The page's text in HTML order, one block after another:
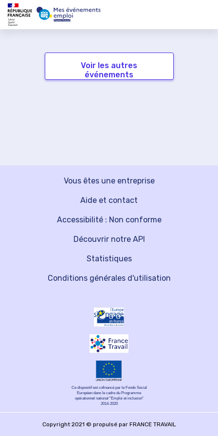
Voir les autres
événements
Vous êtes une entreprise
Découvrir notre API
Aide et contact
Statistiques
Accessibilité : Non conforme
Conditions générales d'utilisation
Ce dispositif est cofinancé par le Fonds Social
Européen dans le cadre du Programme
opérationnel national "Emploi et inclusion"
2014-2020
Copyright 2021 © propulsé par FRANCE TRAVAIL